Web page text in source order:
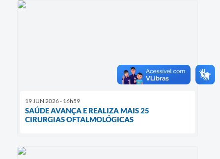
19 JUN 2026 - 16h59
SAÚDE AVANÇA E REALIZA MAIS 25
CIRURGIAS OFTALMOLÓGICAS